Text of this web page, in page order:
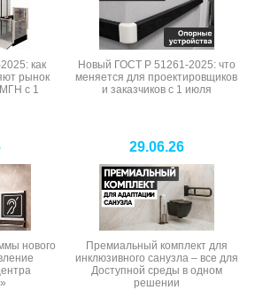
как
рынок
с 1
Новый ГОСТ Р 51261-2025: что
меняется для проектировщиков
и заказчиков с 1 июля
нового
29.06.26
Премиальный комплект для
инклюзивного санузла – все для
Доступной среды в одном
решении